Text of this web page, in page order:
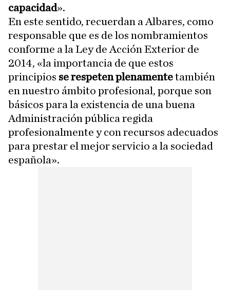
capacidad».
En este sentido, recuerdan a Albares, como
responsable que es de los nombramientos
conforme a la Ley de Acción Exterior de
2014, «la importancia de que estos
principios se respeten plenamentetambién
en nuestro ámbito profesional, porque son
básicos para la existencia de una buena
Administración pública regida
profesionalmente y con recursos adecuados
para prestar el mejor servicio a la sociedad
española».